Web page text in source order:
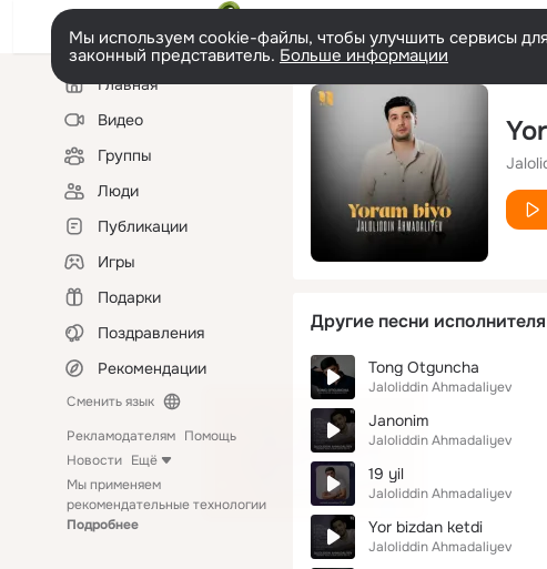
Мы используем cookie-файлы, чтобы улучшить сервисы
законный представитель. Больше информации
Левая
колонкаГлавная
Видео
Группы
Люди
Публикации
Игры
Подарки
Поздравления
Рекомендации
Сменить язык
Рекламодателям Помощь
Новости Ещё
Мы применяем
рекомендательные технологии
Подробнее
Другие песни исполнителя
Tong Otguncha
Jaloliddin Ahmadaliyev
Janonim
Jaloliddin Ahmadaliyev
19 yil
Jaloliddin Ahmadaliyev
Yor bizdan ketdi
Jaloliddin Ahmadaliyev